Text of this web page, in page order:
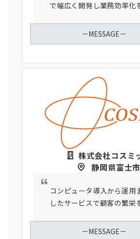
で幅広く開発し業務効率化
－MESSAGE－
株式会社コスミ
静岡県富士市
コンピュータ導入から運用
したサービスで顧客の繁栄
－MESSAGE－